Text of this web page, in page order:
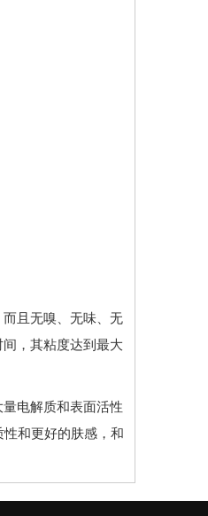
且无嗅、无味、无
，其粘度达到最大
电解质和表面活性
和更好的肤感，和